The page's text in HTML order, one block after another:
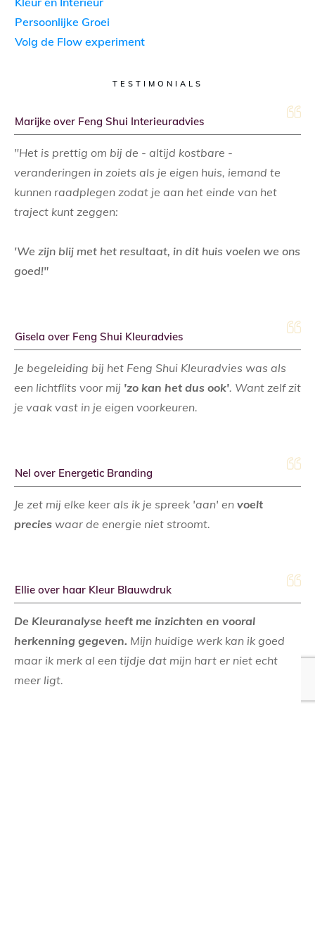
Persoonlijke Groei
Volg de Flow experiment
TESTIMONIALS
Marijke over Feng Shui Interieuradvies
"Het is prettig om bij de - altijd kostbare -
veranderingen in zoiets als je eigen huis, iemand te
kunnen raadplegen zodat je aan het einde van het
traject kunt zeggen:
'We zijn blij met het resultaat, in dit huis voelen we ons
goed!"
Gisela over Feng Shui Kleuradvies
Je begeleiding bij het Feng Shui Kleuradvies was als
een lichtflits voor mij 'zo kan het dus ook'. Want zelf zit
je vaak vast in je eigen voorkeuren.
Nel over Energetic Branding
Je zet mij elke keer als ik je spreek 'aan' en voelt
precies waar de energie niet stroomt.
Ellie over haar Kleur Blauwdruk
De Kleuranalyse heeft me inzichten en vooral
herkenning gegeven. Mijn huidige werk kan ik goed
maar ik merk al een tijdje dat mijn hart er niet echt
meer ligt.